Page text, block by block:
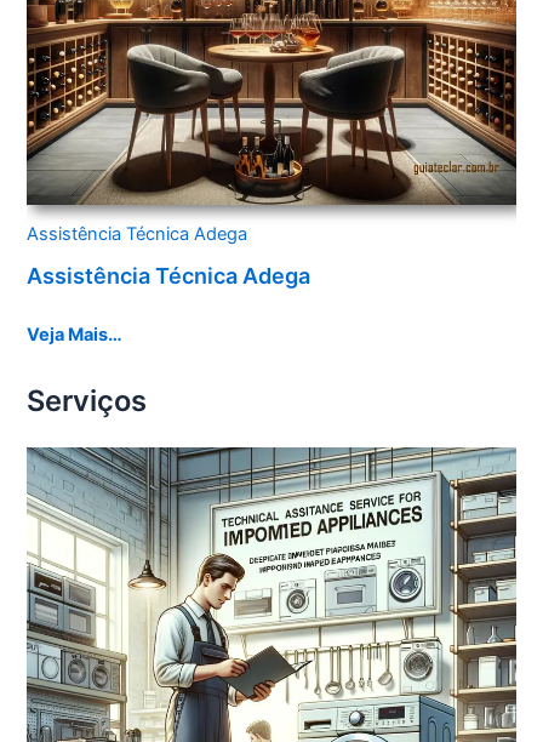
Assistência Técnica Adega
Assistência Técnica Adega
Veja Mais…
Serviços